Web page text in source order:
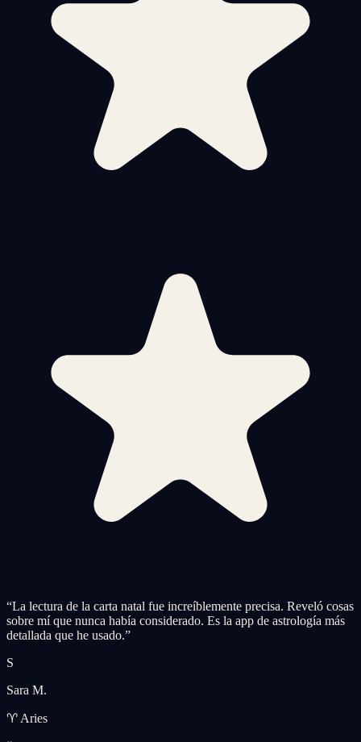
“La lectura de la carta natal fue increíblemente precisa. Reveló cosas
sobre mí que nunca había considerado. Es la app de astrología más
detallada que he usado.”
S
Sara M.
♈ Aries